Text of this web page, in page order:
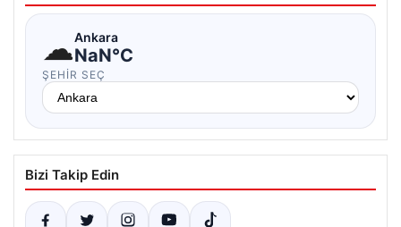
☁Ankara
NaN°C
ŞEHIR SEÇ
Bizi Takip Edin